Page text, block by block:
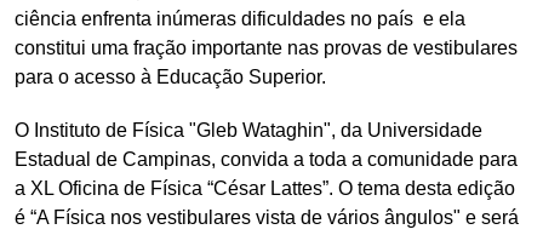
ciência enfrenta inúmeras dificuldades no país e ela
constitui uma fração importante nas provas de vestibulares
para o acesso à Educação Superior.
O Instituto de Física "Gleb Wataghin", da Universidade
Estadual de Campinas, convida a toda a comunidade para
a XL Oficina de Física “César Lattes”. O tema desta edição
é “A Física nos vestibulares vista de vários ângulos" e será